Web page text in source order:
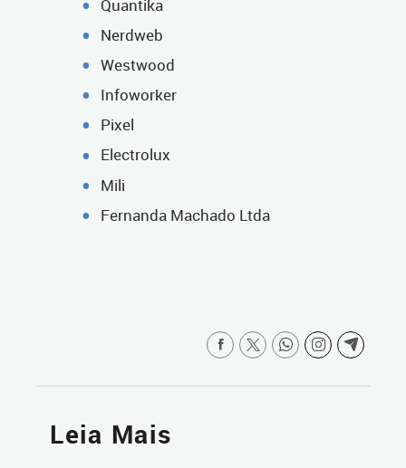
Quantika
Nerdweb
Westwood
Infoworker
Pixel
Electrolux
Mili
Fernanda Machado Ltda
Leia Mais